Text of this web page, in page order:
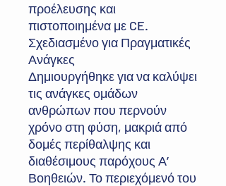
προέλευσης και
πιστοποιημένα με CE.
Σχεδιασμένο για Πραγματικές
Ανάγκες
Δημιουργήθηκε για να καλύψει
τις ανάγκες ομάδων
ανθρώπων που περνούν
χρόνο στη φύση, μακριά από
δομές περίθαλψης και
διαθέσιμους παρόχους Α’
Βοηθειών. Το περιεχόμενό του